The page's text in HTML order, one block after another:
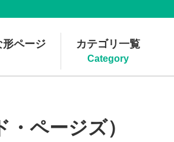
形ページ カテゴリ一覧
Category
ページズ）